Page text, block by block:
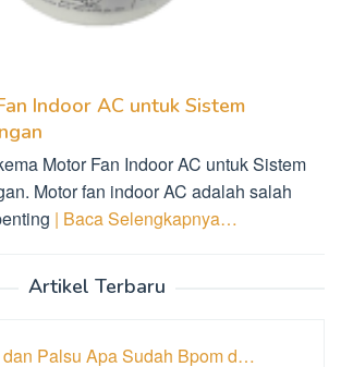
Indoor AC untuk Sistem
Motor Fan Indoor AC untuk Sistem
Motor fan indoor AC adalah salah
| Baca Selengkapnya…
Artikel Terbaru
Palsu Apa Sudah Bpom d…